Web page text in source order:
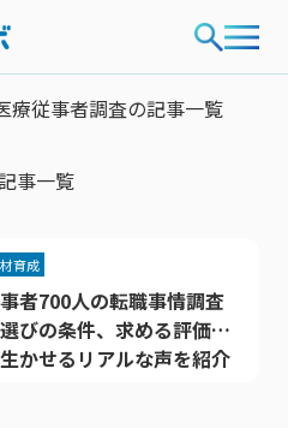
療従事者調査の記事一覧
事一覧
者700人の転職事情調査
選びの条件、求める評価…
かせるリアルな声を紹介
育成